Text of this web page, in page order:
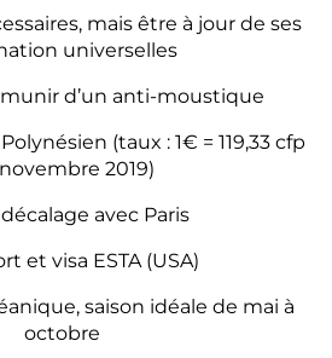
mais être à jour de ses
universelles
munir d’un anti-moustique
(taux : 1€ = 119,33 cfp
2019)
avec Paris
et visa ESTA (USA)
saison idéale de mai à
octobre